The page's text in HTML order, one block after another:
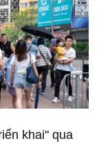
khai" qua